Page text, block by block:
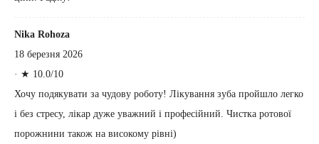
Nika Rohoza
18 березня 2026
· ★ 10.0/10
Хочу подякувати за чудову роботу! Лікування зуба пройшло легко
і без стресу, лікар дуже уважний і професійний. Чистка ротової
порожнини також на високому рівні)